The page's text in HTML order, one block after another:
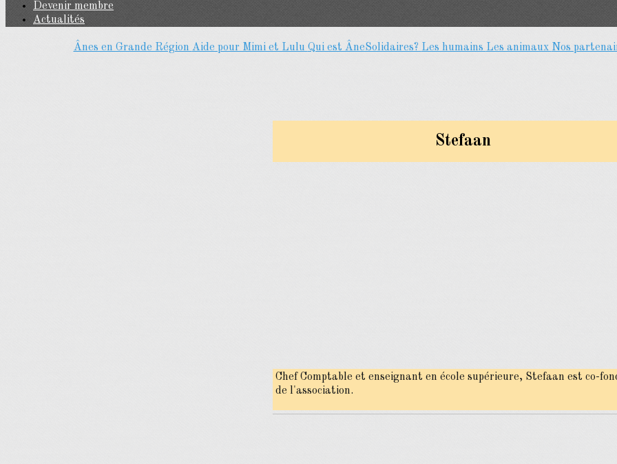
Devenir membre
Actualités
Ânes en Grande Région Aide pour Mimi et Lulu Qui est ÂneSolidaires? Les humains Les animaux Nos
Stefaan
Chef Comptable et enseignant en école supérieure, Stefaan est co-
de l'association.